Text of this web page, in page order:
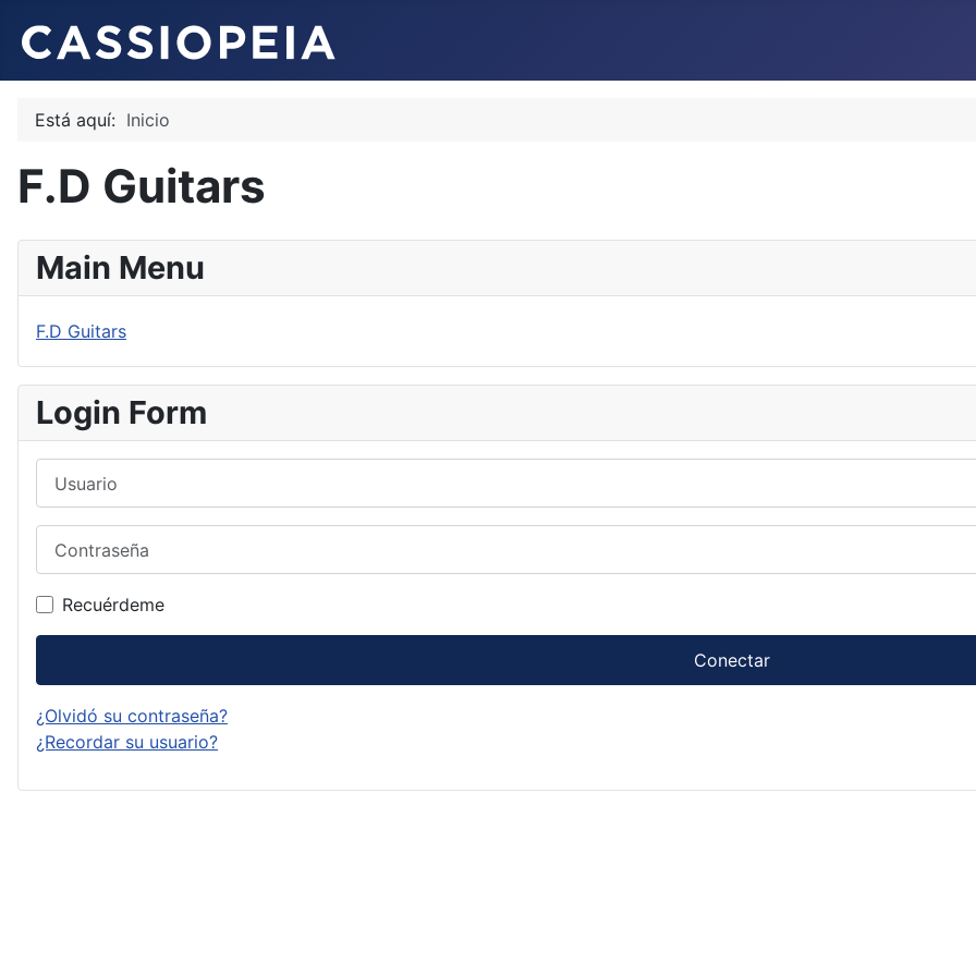
Está aquí: Inicio
F.D Guitars
Main Menu
F.D Guitars
Login Form
Recuérdeme
Conectar
¿Olvidó su contraseña?
¿Recordar su usuario?